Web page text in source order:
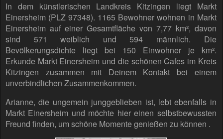
In dem künstlerischen Landkreis Kitzingen liegt Markt
Einersheim (PLZ 97348). 1165 Bewohner wohnen in Markt
Einersheim auf einer Gesamtfläche von 7,77 km², davon
sind 571 weiblich und 594 männlich. Die
Bevölkerungsdichte liegt bei 150 Einwohner je km².
Erkunde Markt Einersheim und die schönen Cafes im Kreis
Kitzingen zusammen mit Deinem Kontakt bei einem
unverbindlichen Zusammenkommen.
Arianne, die ungemein junggeblieben ist, lebt ebenfalls in
Markt Einersheim und möchte hier einen selbstbewussten
Freund finden, um schöne Momente genießen zu können .